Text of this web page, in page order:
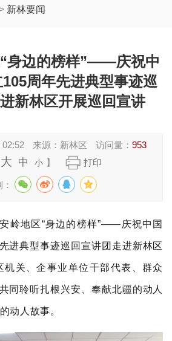
新林要闻
身边的榜样”——庆祝中
周年先进典型事迹巡
新林区开展巡回宣讲
02:52 来源： 新林区 访问量：953
大 中 小 】 打印
岭地区“身边的榜样”——庆祝中国
进典型事迹巡回宣讲团走进新林区
机关、企事业单位干部代表、群众
同聆听扎根兴安、奉献北疆的动人
动人故事。